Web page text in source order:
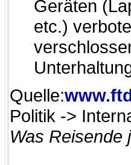
Geräten
etc.)
Quelle:
Politik ->
Was Reisende